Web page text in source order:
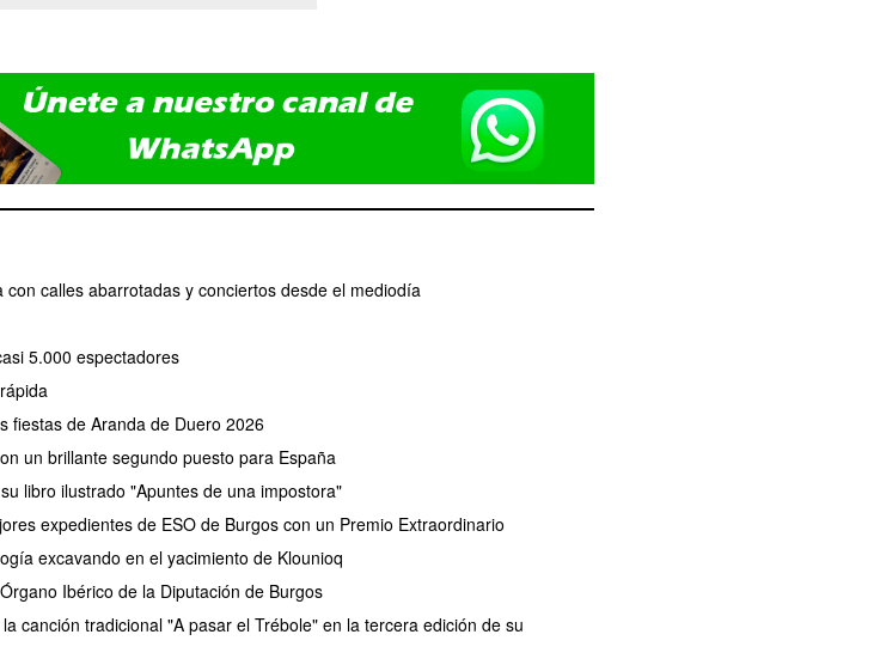
calles abarrotadas y conciertos desde el mediodía
5.000 espectadores
fiestas de Aranda de Duero 2026
un brillante segundo puesto para España
libro ilustrado "Apuntes de una impostora"
expedientes de ESO de Burgos con un Premio Extraordinario
excavando en el yacimiento de Klounioq
Ibérico de la Diputación de Burgos
canción tradicional "A pasar el Trébole" en la tercera edición de su